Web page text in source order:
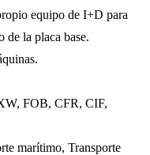
equipo de I+D para
de la placa base.
FOB, CFR, CIF,
marítimo, Transporte